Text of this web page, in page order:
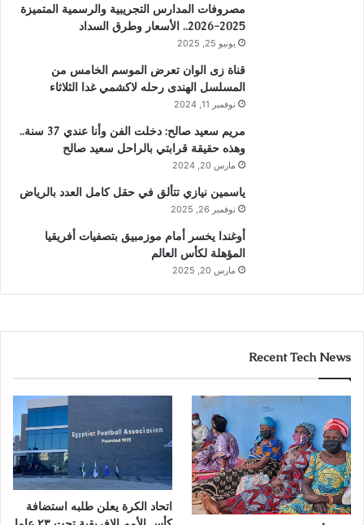
مصروفات المدارس التجريبية والرسمية المتميزة
2025-2026.. الأسعار وطرق السداد
يونيو 25, 2025
قناة زى الوان تعرض الموسم الخامس من
المسلسل الهندى رحله لاكشمي غدا الثلاثاء
نوفمبر 11, 2024
مريم سعيد صالح: دخلت الفن وأنا عندي 37 سنة..
وهذه حقيقة قرابتي بالراحل سعيد صالح
مارس 20, 2024
ياسمين نيازي تتألق في حقل كامل العدد بالرياض
نوفمبر 26, 2025
أوغندا يخسر أمام موزمبيق بتصفيات أفريقيا
المؤهلة لكأس العالم
مارس 20, 2025
Recent Tech News
اتحاد الكرة يعلن طلبه استضافة